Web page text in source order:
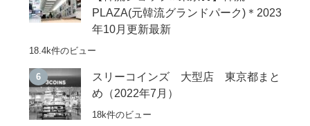
PLAZA(元韓流グランドパーク)＊2023
年10月更新最新
18.4k件のビュー
スリーコインズ 大型店 東京都まと
め（2022年7月）
18k件のビュー